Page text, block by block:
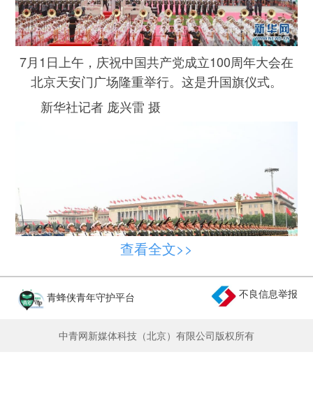
7月1日上午，庆祝中国共产党成立100周年大会在
北京天安门广场隆重举行。这是升国旗仪式。
新华社记者 庞兴雷 摄
会在北京天安门广场隆重举行。这是国旗护卫队准
查看全文>>
青蜂侠青年守护平台 不良信息举报
中青网新媒体科技（北京）有限公司版权所有